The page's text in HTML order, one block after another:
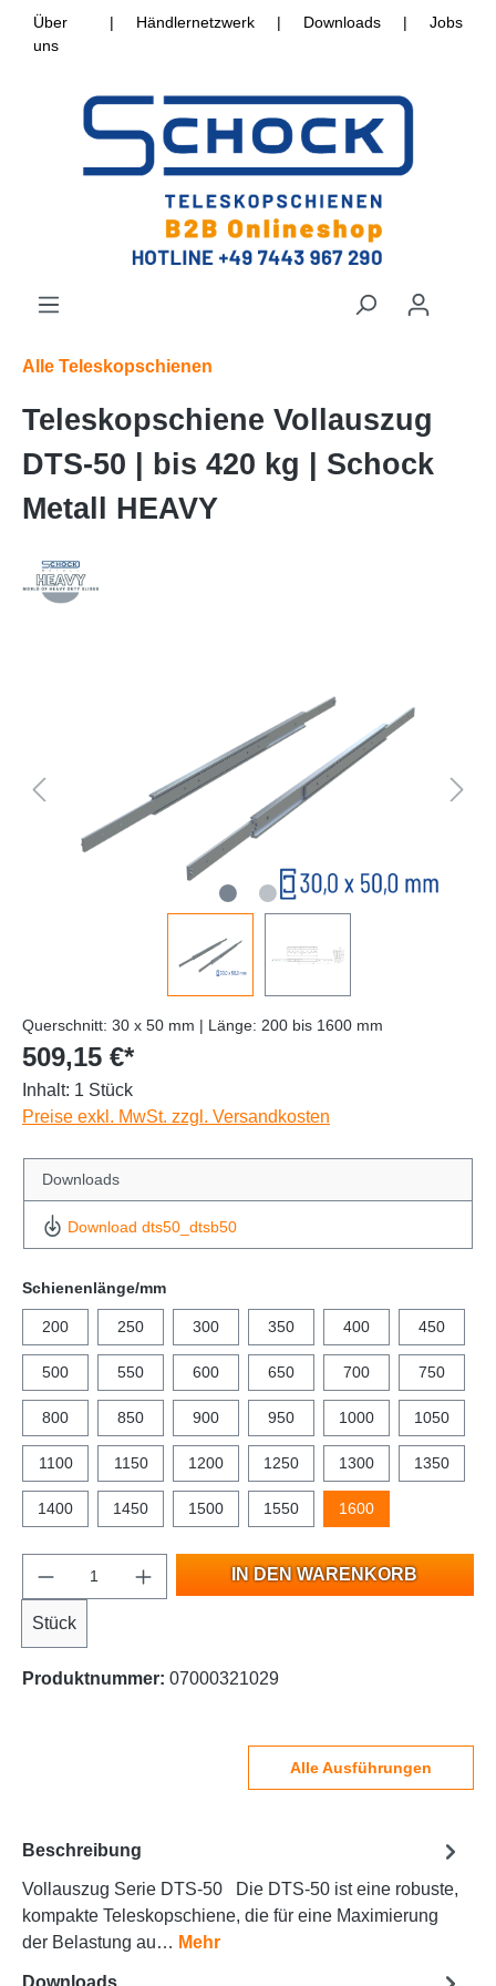
Über
uns
| Händlernetzwerk | Downloads | Jobs
Alle Teleskopschienen
Teleskopschiene Vollauszug
DTS-50 | bis 420 kg | Schock
Metall HEAVY
Querschnitt: 30 x 50 mm | Länge: 200 bis 1600 mm
509,15 €*
Inhalt: 1 Stück
Preise exkl. MwSt. zzgl. Versandkosten
Downloads
Download dts50_dtsb50
Schienenlänge/mm
200 250 300 350 400 450
500 550 600 650 700 750
800 850 900 950 1000 1050
1100 1150 1200 1250 1300 1350
1400 1450 1500 1550 1600
Stück
IN DEN WARENKORB
Produktnummer: 07000321029
Alle Ausführungen
Beschreibung
Vollauszug Serie DTS-50 Die DTS-50 ist eine robuste,
kompakte Teleskopschiene, die für eine Maximierung
der Belastung au… Mehr